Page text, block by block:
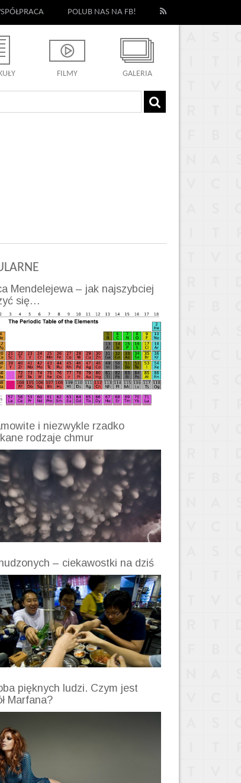
POLUB NAS NA FB!
FILMY GALERIA
Mendelejewa – jak najszybciej
się…
i niezwykle rzadko
rodzaje chmur
– ciekawostki na dziś
pięknych ludzi. Czym jest
Marfana?